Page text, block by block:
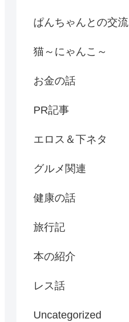
ぱんちゃんとの交流
猫～にゃんこ～
お金の話
PR記事
エロス＆下ネタ
グルメ関連
健康の話
旅行記
本の紹介
レス話
Uncategorized